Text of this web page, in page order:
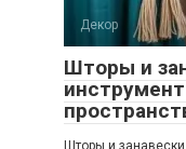
Декор
Шторы и
Шторы и занавески